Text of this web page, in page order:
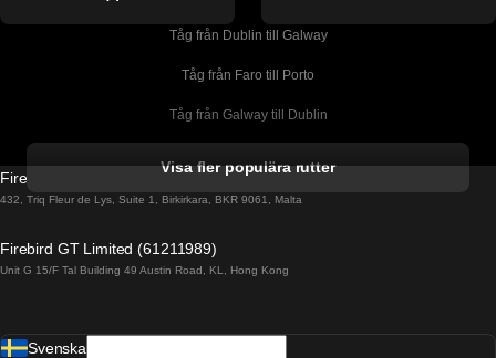
Tåg från Dublin till Galway
Tåg från Faro till Porto
Tåg från Galway till Dublin
Tåg från Porto till Faro
Tåg från Barcelona till Madrid
Visa fler populära rutter
Firebird GT Limited (OC 1451)
432, Triq Fleur de Lys, Suite 1, Birkirkara, BKR 9061, Malta
Firebird GT Limited (61211989)
Unit G 15/F Tal Building 49 Austin Road, KL, Hong Kong
Svenska